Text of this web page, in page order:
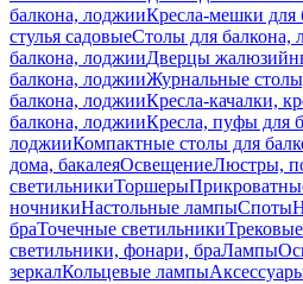
балкона, лоджииКресла-мешки для
стулья садовыеСтолы для балкона,
балкона, лоджииДверцы
балкона, лоджииЖурнальные
балкона, лоджииКресла-качалки,
балкона, лоджииКресла, пуфы для
лоджииКомпактные столы для
дома, бакалеяОсвещениеЛюстры,
светильникиТоршеры
ночникиНастольные лампыСпоты
браТочечные светильники
светильники, фонари, браЛампы
зеркалКольцевые лампы